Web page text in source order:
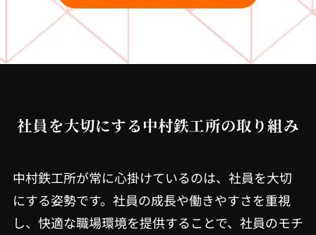
社員を大切にする中村鉄工所の取り組み
中村鉄工所が常に心掛けているのは、社員を大切
にする姿勢です。社員の成長や働きやすさを重視
し、快適な職場環境を提供することで、社員のモチ